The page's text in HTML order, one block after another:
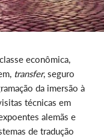
econômica,
transfer, seguro
da imersão à
técnicas em
alemãs e
de tradução